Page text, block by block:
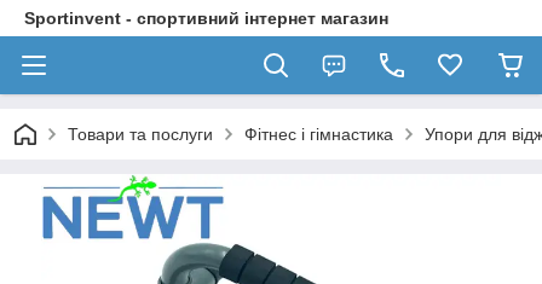
Sportinvent - спортивний інтернет магазин
Товари та послуги Фітнес і гімнастика Упори для